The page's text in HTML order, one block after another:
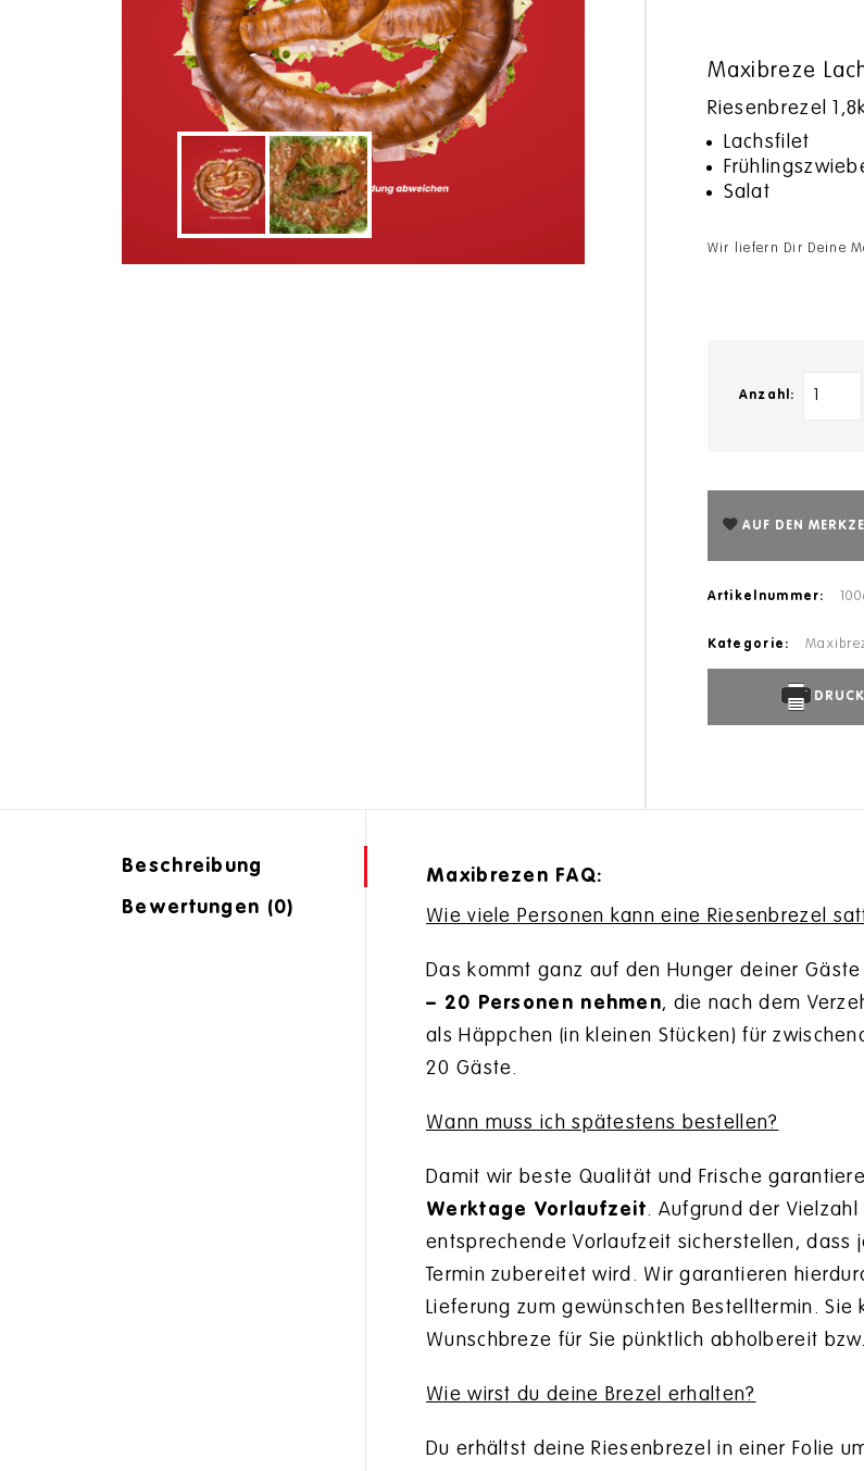
Maxibreze
Riesenbrezel
Lachsfilet
Salat
Wir liefern Dir Deine
Anzahl:
AUF DEN
Artikelnummer:
Kategorie:
Beschreibung
Bewertungen (0)
Maxibrezen FAQ:
Wie viele Personen kann eine Riesenbrezel
Das kommt ganz auf den Hunger deiner
– 20 Personen nehmen, die nach dem
als Häppchen (in kleinen Stücken) für
20 Gäste.
Wann muss ich spätestens bestellen?
Damit wir beste Qualität und Frische
Werktage Vorlaufzeit. Aufgrund der
entsprechende Vorlaufzeit sicherstellen,
Termin zubereitet wird. Wir garantieren
Lieferung zum gewünschten Bestelltermin.
Wunschbreze für Sie pünktlich abholbereit
Wie wirst du deine Brezel erhalten?
Du erhältst deine Riesenbrezel in einer Folie